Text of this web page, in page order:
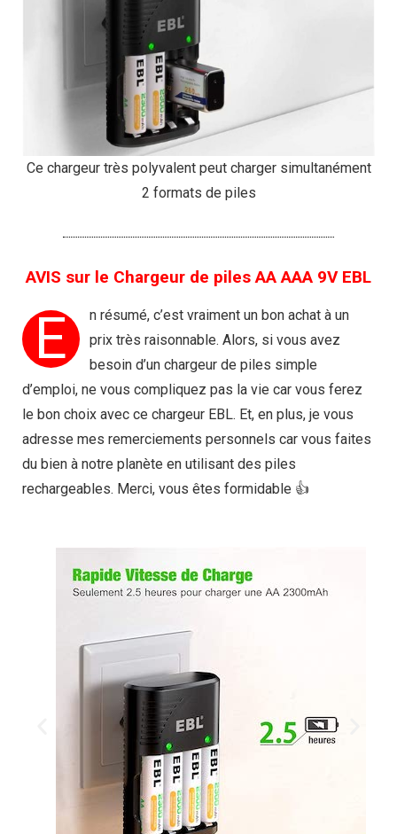
Ce chargeur très polyvalent peut charger simultanément
2 formats de piles
AVIS sur le Chargeur de piles AA AAA 9V EBL
E
n résumé, c’est vraiment un bon achat à un
prix très raisonnable. Alors, si vous avez
besoin d’un chargeur de piles simple
d’emploi, ne vous compliquez pas la vie car vous ferez
le bon choix avec ce chargeur EBL. Et, en plus, je vous
adresse mes remerciements personnels car vous faites
du bien à notre planète en utilisant des piles
rechargeables. Merci, vous êtes formidable 👍